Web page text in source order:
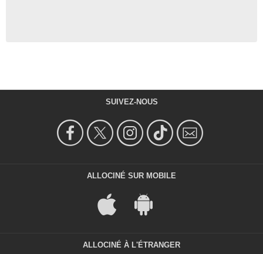
SUIVEZ-NOUS
ALLOCINÉ SUR MOBILE
ALLOCINÉ À L'ÉTRANGER